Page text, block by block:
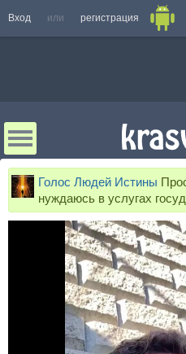
Вход или регистрация
Голос Людей Истины
нуждаюсь в услугах